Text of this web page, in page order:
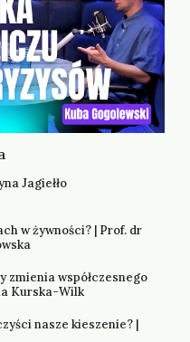
Jagiełło
w żywności? | Prof. dr
zmienia współczesnego
Kurska-Wilk
nasze kieszenie? |